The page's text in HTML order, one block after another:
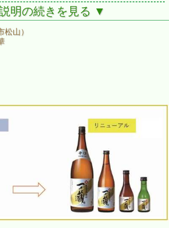
一ノ蔵の絶対的な
づけられた日本酒です。
本来の柔らかな旨味と、
ンス良く溶け合った、
部流の技を感じさせます。
性が抜群で、
明の続きを見る ▼
山）